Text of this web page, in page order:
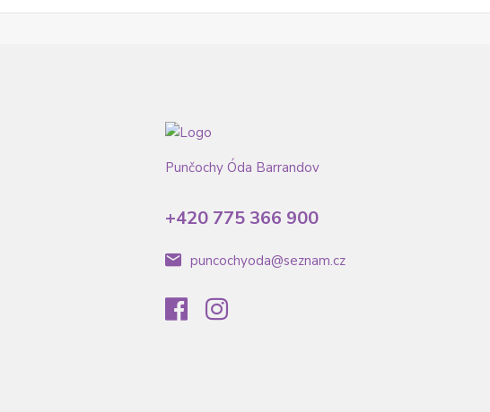
Punčochy Óda Barrandov
+420 775 366 900
puncochyoda@seznam.cz